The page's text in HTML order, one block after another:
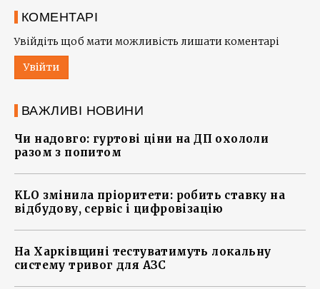
КОМЕНТАРІ
Увійдіть щоб мати можливість лишати коментарі
Увійти
ВАЖЛИВІ НОВИНИ
Чи надовго: гуртові ціни на ДП охололи
разом з попитом
KLO змінила пріоритети: робить ставку на
відбудову, сервіс і цифровізацію
На Харківщині тестуватимуть локальну
систему тривог для АЗС